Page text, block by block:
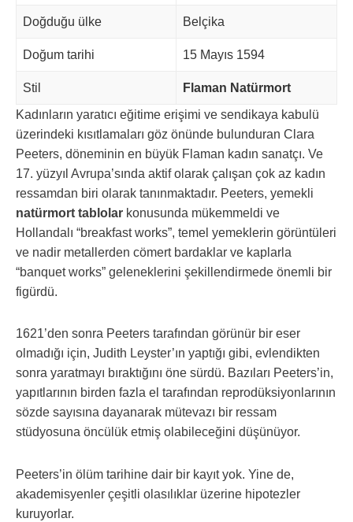
Doğduğu ülke Belçika
Doğum tarihi 15 Mayıs 1594
Stil
Flaman Natürmort
Kadınların yaratıcı eğitime erişimi ve sendikaya kabulü
üzerindeki kısıtlamaları göz önünde bulunduran Clara
Peeters, döneminin en büyük Flaman kadın sanatçı. Ve
17. yüzyıl Avrupa’sında aktif olarak çalışan çok az kadın
ressamdan biri olarak tanınmaktadır. Peeters, yemekli
natürmort tablolar konusunda mükemmeldi ve
Hollandalı “breakfast works”, temel yemeklerin görüntüleri
ve nadir metallerden cömert bardaklar ve kaplarla
“banquet works” geleneklerini şekillendirmede önemli bir
figürdü.
1621’den sonra Peeters tarafından görünür bir eser
olmadığı için, Judith Leyster’ın yaptığı gibi, evlendikten
sonra yaratmayı bıraktığını öne sürdü. Bazıları Peeters’in,
yapıtlarının birden fazla el tarafından reprodüksiyonlarının
sözde sayısına dayanarak mütevazı bir ressam
stüdyosuna öncülük etmiş olabileceğini düşünüyor.
Peeters’in ölüm tarihine dair bir kayıt yok. Yine de,
akademisyenler çeşitli olasılıklar üzerine hipotezler
kuruyorlar.